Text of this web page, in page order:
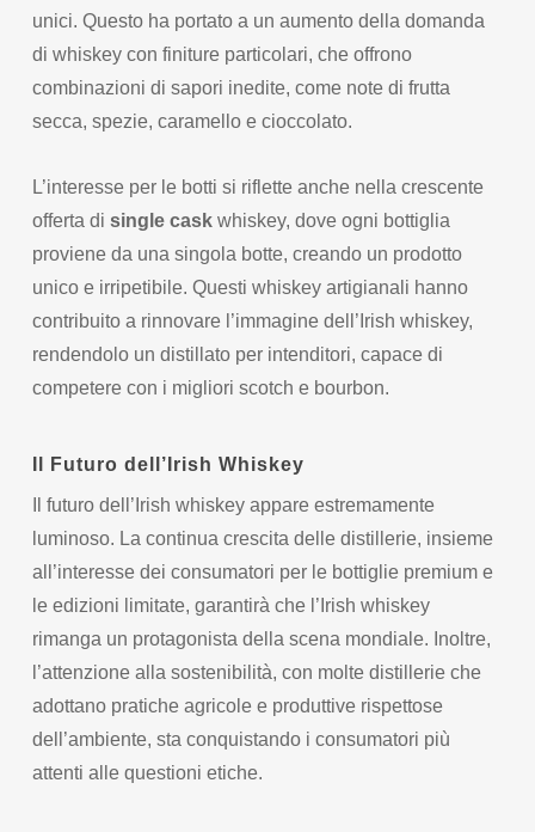
unici. Questo ha portato a un aumento della domanda
di whiskey con finiture particolari, che offrono
combinazioni di sapori inedite, come note di frutta
secca, spezie, caramello e cioccolato.
L’interesse per le botti si riflette anche nella crescente
offerta di single caskwhiskey, dove ogni bottiglia
proviene da una singola botte, creando un prodotto
unico e irripetibile. Questi whiskey artigianali hanno
contribuito a rinnovare l’immagine dell’Irish whiskey,
rendendolo un distillato per intenditori, capace di
competere con i migliori scotch e bourbon.
Il Futuro dell’Irish Whiskey
Il futuro dell’Irish whiskey appare estremamente
luminoso. La continua crescita delle distillerie, insieme
all’interesse dei consumatori per le bottiglie premium e
le edizioni limitate, garantirà che l’Irish whiskey
rimanga un protagonista della scena mondiale. Inoltre,
l’attenzione alla sostenibilità, con molte distillerie che
adottano pratiche agricole e produttive rispettose
dell’ambiente, sta conquistando i consumatori più
attenti alle questioni etiche.